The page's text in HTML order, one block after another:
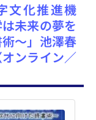
文化推進機
未来の夢を
～」池澤春
ンライン／